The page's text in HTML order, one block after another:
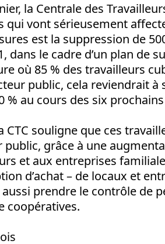
la Centrale des
qui vont sérieusement
est la suppression de
dans le cadre d’un plan de
où 85 % des travailleurs
public, cela reviendrait
% au cours des six
CTC souligne que ces
grâce à une
et aux entreprises
d’achat – de locaux et
prendre le contrôle de
coopératives.